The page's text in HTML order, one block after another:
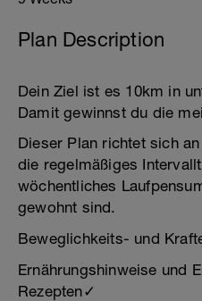
Plan Description
Dein Ziel ist es 10km in
Damit gewinnst du die
Dieser Plan richtet sich
die regelmäßiges
wöchentliches
gewohnt sind.
Beweglichkeits- und
Ernährungshinweise und
Rezepten✓